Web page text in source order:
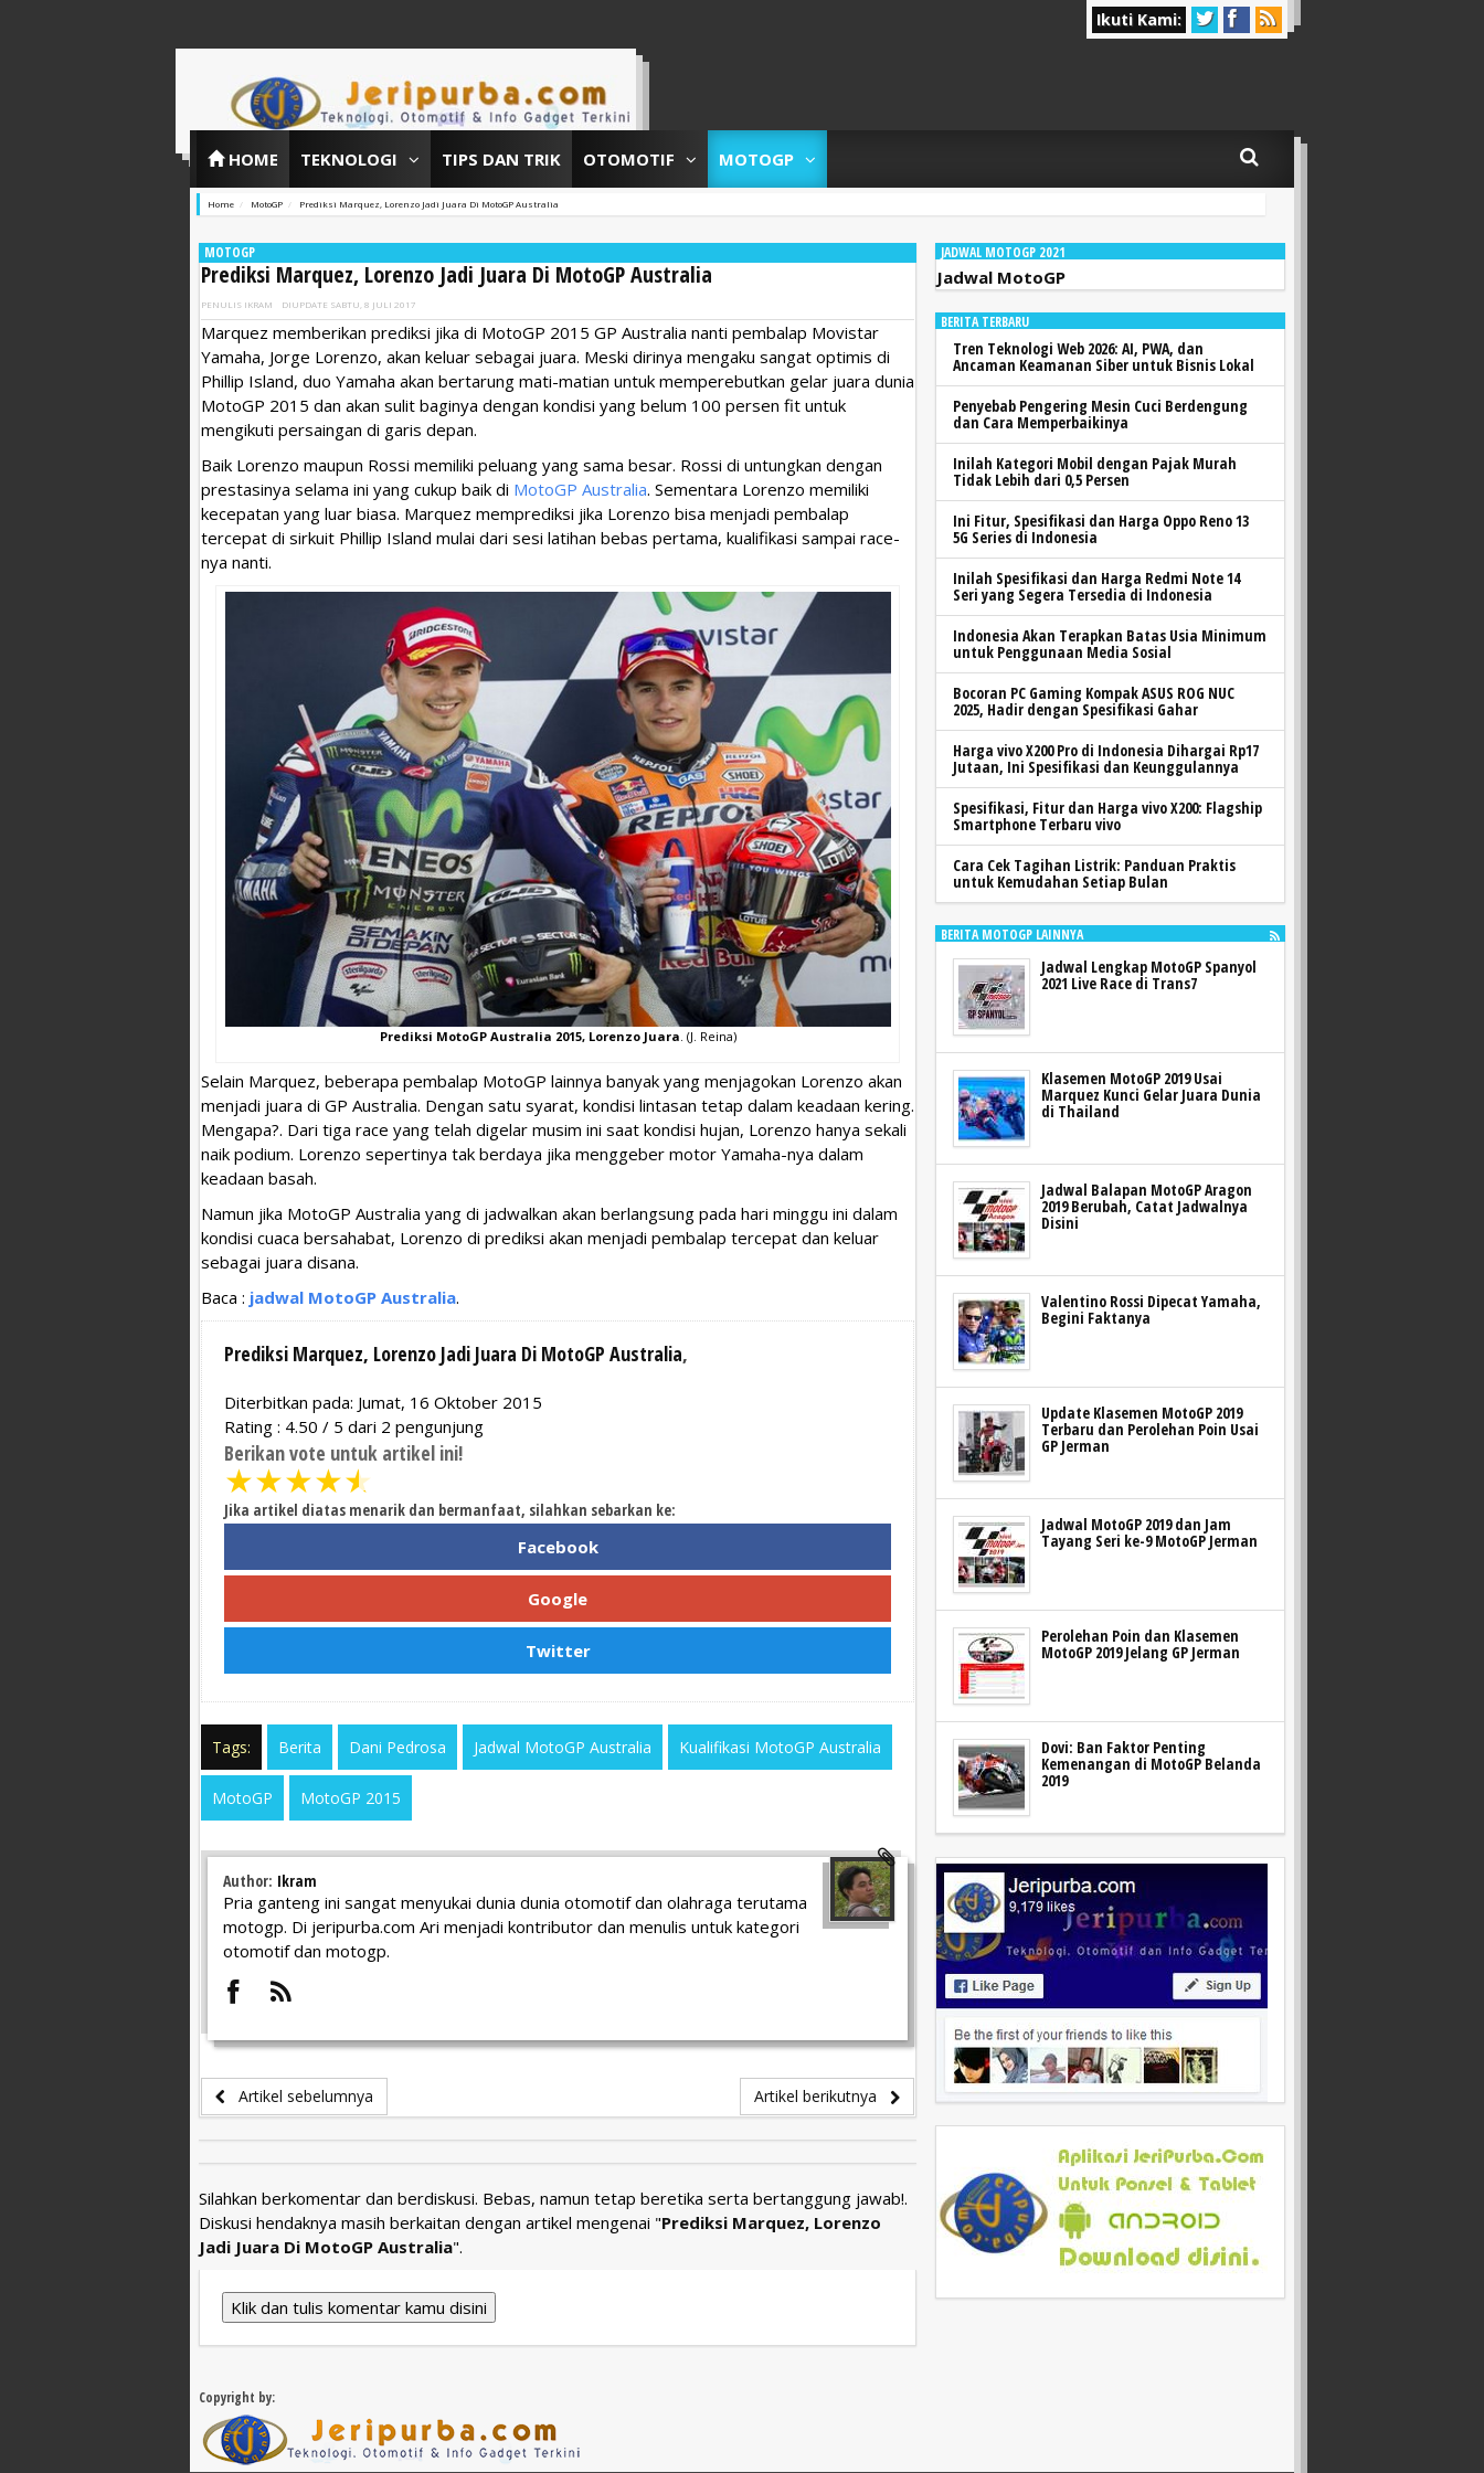
Ikuti Kami:
HOME TEKNOLOGI TIPS DAN TRIK OTOMOTIF MOTOGP
Home MotoGP Prediksi Marquez, Lorenzo Jadi Juara Di MotoGP Australia
MOTOGP
Prediksi Marquez, Lorenzo Jadi Juara Di MotoGP Australia
PENULIS IKRAM DIUPDATE SABTU, 8 JULI 2017
Marquez memberikan prediksi jika di MotoGP 2015 GP Australia nanti pembalap Movistar
Yamaha, Jorge Lorenzo, akan keluar sebagai juara. Meski dirinya mengaku sangat optimis di
Phillip Island, duo Yamaha akan bertarung mati-matian untuk memperebutkan gelar juara dunia
MotoGP 2015 dan akan sulit baginya dengan kondisi yang belum 100 persen fit untuk
mengikuti persaingan di garis depan.
Baik Lorenzo maupun Rossi memiliki peluang yang sama besar. Rossi di untungkan dengan
prestasinya selama ini yang cukup baik di MotoGP Australia. Sementara Lorenzo memiliki
kecepatan yang luar biasa. Marquez memprediksi jika Lorenzo bisa menjadi pembalap
tercepat di sirkuit Phillip Island mulai dari sesi latihan bebas pertama, kualifikasi sampai race-
nya nanti.
Prediksi MotoGP Australia 2015, Lorenzo Juara . (J. Reina)
Selain Marquez, beberapa pembalap MotoGP lainnya banyak yang menjagokan Lorenzo akan
menjadi juara di GP Australia. Dengan satu syarat, kondisi lintasan tetap dalam keadaan kering.
Mengapa?. Dari tiga race yang telah digelar musim ini saat kondisi hujan, Lorenzo hanya sekali
naik podium. Lorenzo sepertinya tak berdaya jika menggeber motor Yamaha-nya dalam
keadaan basah.
Namun jika MotoGP Australia yang di jadwalkan akan berlangsung pada hari minggu ini dalam
kondisi cuaca bersahabat, Lorenzo di prediksi akan menjadi pembalap tercepat dan keluar
sebagai juara disana.
Baca : jadwal MotoGP Australia.
Prediksi Marquez, Lorenzo Jadi Juara Di MotoGP Australia,
Diterbitkan pada: Jumat, 16 Oktober 2015
Rating : 4.50 / 5 dari 2 pengunjung
Berikan vote untuk artikel ini!
★★★★★
Jika artikel diatas menarik dan bermanfaat, silahkan sebarkan ke:
Facebook
Google
Twitter
Tags: Berita Dani Pedrosa Jadwal MotoGP Australia Kualifikasi MotoGP Australia
MotoGP MotoGP 2015
Author: Ikram
Pria ganteng ini sangat menyukai dunia dunia otomotif dan olahraga terutama
motogp. Di jeripurba.com Ari menjadi kontributor dan menulis untuk kategori
otomotif dan motogp.
Artikel sebelumnya Artikel berikutnya
Silahkan berkomentar dan berdiskusi. Bebas, namun tetap beretika serta bertanggung jawab!.
Diskusi hendaknya masih berkaitan dengan artikel mengenai "Prediksi Marquez, Lorenzo
Jadi Juara Di MotoGP Australia".
Klik dan tulis komentar kamu disini
Copyright by:
JADWAL MOTOGP 2021
Jadwal MotoGP
BERITA TERBARU
Tren Teknologi Web 2026: AI, PWA, dan
Ancaman Keamanan Siber untuk Bisnis Lokal
Penyebab Pengering Mesin Cuci Berdengung
dan Cara Memperbaikinya
Inilah Kategori Mobil dengan Pajak Murah
Tidak Lebih dari 0,5 Persen
Ini Fitur, Spesifikasi dan Harga Oppo Reno 13
5G Series di Indonesia
Inilah Spesifikasi dan Harga Redmi Note 14
Seri yang Segera Tersedia di Indonesia
Indonesia Akan Terapkan Batas Usia Minimum
untuk Penggunaan Media Sosial
Bocoran PC Gaming Kompak ASUS ROG NUC
2025, Hadir dengan Spesifikasi Gahar
Harga vivo X200 Pro di Indonesia Dihargai Rp17
Jutaan, Ini Spesifikasi dan Keunggulannya
Spesifikasi, Fitur dan Harga vivo X200: Flagship
Smartphone Terbaru vivo
Cara Cek Tagihan Listrik: Panduan Praktis
untuk Kemudahan Setiap Bulan
BERITA MOTOGP LAINNYA
Jadwal Lengkap MotoGP Spanyol
2021 Live Race di Trans7
Klasemen MotoGP 2019 Usai
Marquez Kunci Gelar Juara Dunia
di Thailand
Jadwal Balapan MotoGP Aragon
2019 Berubah, Catat Jadwalnya
Disini
Valentino Rossi Dipecat Yamaha,
Begini Faktanya
Update Klasemen MotoGP 2019
Terbaru dan Perolehan Poin Usai
GP Jerman
Jadwal MotoGP 2019 dan Jam
Tayang Seri ke-9 MotoGP Jerman
Perolehan Poin dan Klasemen
MotoGP 2019 Jelang GP Jerman
Dovi: Ban Faktor Penting
Kemenangan di MotoGP Belanda
2019